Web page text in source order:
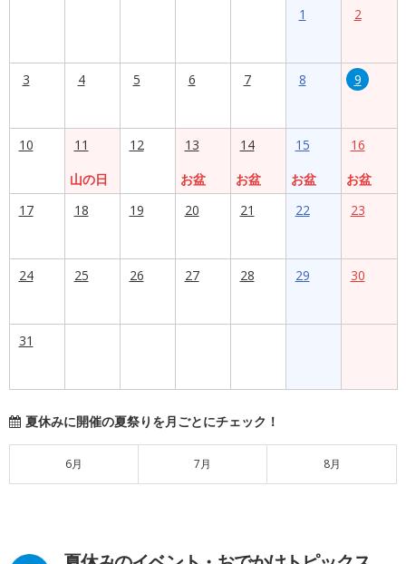
1 2
3 4 5 6 7 8 9
10
11
山の日
12
13
お盆
14
お盆
15
お盆
16
お盆
17
18 19 20 21 22 23
24 25 26 27 28 29 30
31
夏休みに開催の夏祭りを月ごとにチェック！
6月 7月 8月